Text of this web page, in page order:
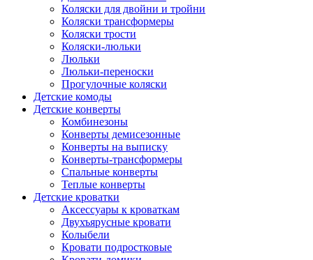
Коляски для двойни и тройни
Коляски трансформеры
Коляски трости
Коляски-люльки
Люльки
Люльки-переноски
Прогулочные коляски
Детские комоды
Детские конверты
Комбинезоны
Конверты демисезонные
Конверты на выписку
Конверты-трансформеры
Спальные конверты
Теплые конверты
Детские кроватки
Аксессуары к кроваткам
Двухъярусные кровати
Колыбели
Кровати подростковые